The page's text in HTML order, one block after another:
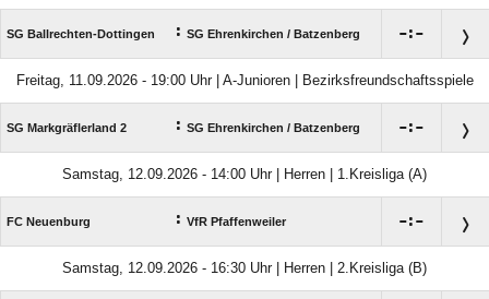
SG Ballrechten-Dottingen : SG Ehrenkirchen /​ Batzenberg :
Freitag, 11.09.2026 - 19:00 Uhr | A-Junioren | Bezirksfreundschaftsspiele
SG Markgräflerland 2 : SG Ehrenkirchen /​ Batzenberg :
Samstag, 12.09.2026 - 14:00 Uhr | Herren | 1.Kreisliga (A)
FC Neuenburg : VfR Pfaffenweiler :
Samstag, 12.09.2026 - 16:30 Uhr | Herren | 2.Kreisliga (B)